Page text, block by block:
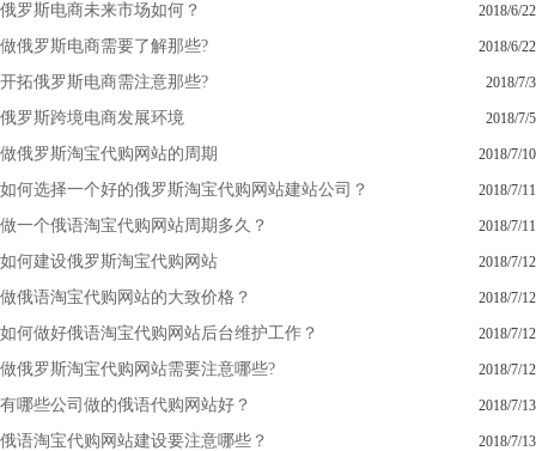
俄罗斯电商未来市场如何？ 2018/6/22
做俄罗斯电商需要了解那些? 2018/6/22
开拓俄罗斯电商需注意那些? 2018/7/3
俄罗斯跨境电商发展环境 2018/7/5
做俄罗斯淘宝代购网站的周期 2018/7/10
如何选择一个好的俄罗斯淘宝代购网站建站公司？ 2018/7/11
做一个俄语淘宝代购网站周期多久？ 2018/7/11
如何建设俄罗斯淘宝代购网站 2018/7/12
做俄语淘宝代购网站的大致价格？ 2018/7/12
如何做好俄语淘宝代购网站后台维护工作？ 2018/7/12
做俄罗斯淘宝代购网站需要注意哪些? 2018/7/12
有哪些公司做的俄语代购网站好？ 2018/7/13
俄语淘宝代购网站建设要注意哪些？ 2018/7/13